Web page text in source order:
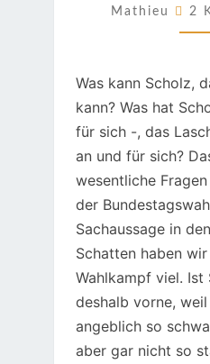
Mathieu
2
Was kann Scholz,
kann? Was hat
für sich -, das
an und für sich?
wesentliche
der
Sachaussage in
Schatten haben
Wahlkampf viel. Ist
deshalb vorne,
angeblich so
aber gar nicht so